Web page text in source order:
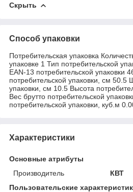
Скрыть
Способ упаковки
Потребительская упаковка
упаковке 1 Тип потребительской
EAN-13 потребительской упаковки
потребительской упаковки, см 50.5
упаковки, см 10.5 Высота
Вес брутто потребительской
потребительской упаковки, куб.м
Характеристики
Основные атрибуты
Производитель
КВТ
Пользовательские